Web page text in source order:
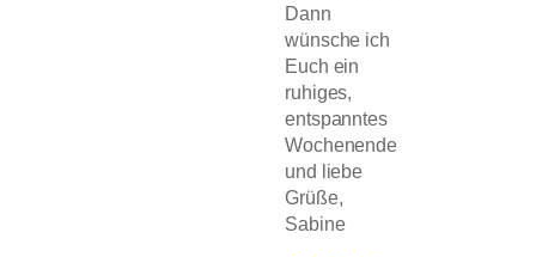
Dann
wünsche ich
Euch ein
ruhiges,
entspanntes
Wochenende
und liebe
Grüße,
Sabine